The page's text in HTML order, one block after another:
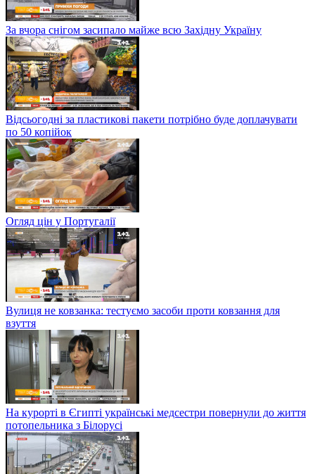
За вчора снігом засипало майже всю Західну Україну
Відсьогодні за пластикові пакети потрібно буде доплачувати
по 50 копійок
Огляд цін у Португалії
Вулиця не ковзанка: тестуємо засоби проти ковзання для
взуття
На курорті в Єгипті українські медсестри повернули до життя
потопельника з Білорусі